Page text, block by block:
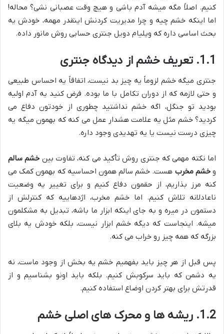
کنیم. اصلاً مگه میشه آدم باشی و هیچ وقت عصبانی نشی؟ محاله!
اما اینکه خشم چیه و چرا مدیریت کردنش اینقدر مهمه، خودش یه
بحث اساسی داره که ویلیام دویل جنتری حسابی روش مانور داده.
1.1. تعریف خشم از دیدگاه جنتری
جنتری میگه خشم لزوماً یه چیز بد نیست، اتفاقاً یه احساس طبیعی
و حتی لازمه که از دوران تکامل با ما بوده. فرض کنید یه آدم اولیه
بودید تو جنگل، اگه خشم نداشتید چطوری از خودتون دفاع می
کردید؟ خشم مثل یه علامت هشدار عمل می کنه که بهمون میگه یه
چیزی درست نیست یا یه تهدیدی وجود داره.
اما نکته مهمی که جنتری روش تأکید می کنه، تفاوت بین خشم سالم
وخشم مخرب هست. خشم سالم همون احساسیه که بهمون کمک می
کنه مرز بذاریم، از حقمون دفاع کنیم و برای تغییر یه وضعیت
ناعادلانه تلاش کنیم. اما خشم مخرب، اژدهاییه که کنترلش از
دستمون در میره و به جای اینکه ابزار ما باشه، تبدیل به مشکلمون
میشه. اینجاست که دیگه خشم ابزار نیست، بلکه خودش یه بلای
بزرگه که همه چیز رو خراب می کنه.
پس قبل از هر چیز باید بفهمیم خشم یه بخش از وجود ماست، نه
یه دشمن که باید سرکوبش کنیم. بلکه باید اونو بشناسیم و از
قدرتش برای بهتر کردن اوضاع استفاده کنیم.
1.2. ریشه ها و محرک های اصلی خشم